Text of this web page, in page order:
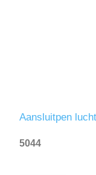
Aansluitpen
5044